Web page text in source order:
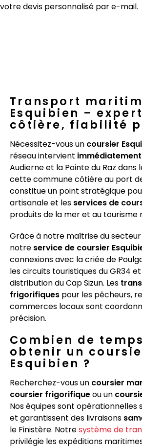
votre devis personnalisé par e-mail.
Transport
Esquibien –
côtière, fiabilité
Nécessitez-vous un coursier
réseau intervient immédiatement
Audierne et la Pointe du Raz dans
cette commune côtière au port
constitue un point stratégique
artisanale et les services de
produits de la mer et au tourisme
Grâce à notre maîtrise du
notre service de coursier
connexions avec la criée de
les circuits touristiques du GR34
distribution du Cap Sizun. Les
frigorifiques pour les pêcheurs,
commerces locaux sont
précision.
Combien de
obtenir un
Esquibien ?
Recherchez-vous un coursier
coursier frigorifiqueou un
Nos équipes sont opérationnelles
et garantissent des livraisons
le Finistère. Notresystème de
privilégie les expéditions